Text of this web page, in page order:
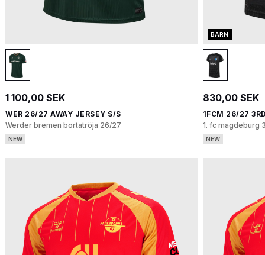
1 100,00 SEK
WER 26/27 AWAY JERSEY S/S
Werder bremen bortatröja 26/27
NEW
BARN
830,00 SEK
1FCM 26/27
1. fc magdeburg
NEW